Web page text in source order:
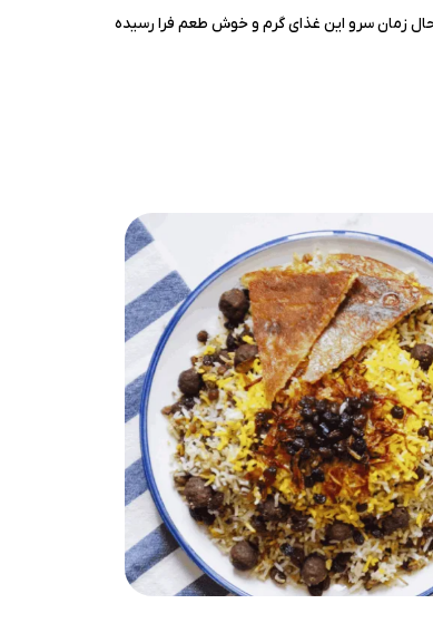
زمان سرو این غذای گرم و خوش طعم فرا رسیده